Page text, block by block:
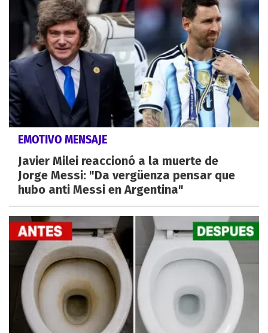
EMOTIVO MENSAJE
Javier Milei reaccionó a la muerte de
Jorge Messi: "Da vergüenza pensar que
hubo anti Messi en Argentina"